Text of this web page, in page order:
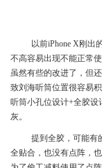
以前iPhone X刚出
不高容易出现不能正常
虽然有些的改进了，但
致刘海听筒位置很容易
听筒小孔位设计+全胶设
灰。
提到全胶，可能有
全贴合，也没有点阵，